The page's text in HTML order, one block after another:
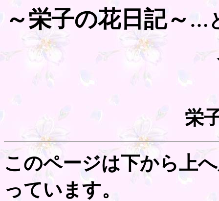
～栄子の花日記～ …
栄
このページは下から上
っています。